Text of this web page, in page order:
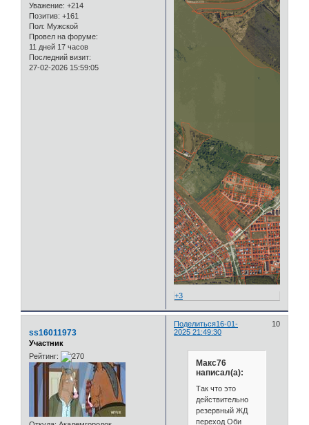
Уважение: +214
Позитив: +161
Пол: Мужской
Провел на форуме:
11 дней 17 часов
Последний визит:
27-02-2026 15:59:05
+3
Поделиться 10
16-01-
2025 21:49:30
ss16011973
Участник
Рейтинг:
Макс76
написал(а):
Так что это
действительно
резервный ЖД
переход Оби